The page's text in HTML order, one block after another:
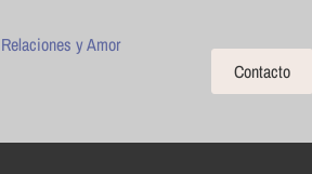
Relaciones y Amor
Contacto